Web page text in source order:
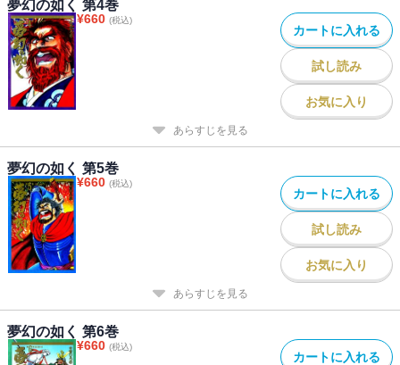
夢幻の如く 第4巻
¥660 (税込)
カートに入れる
試し読み
お気に入り
あらすじを見る
夢幻の如く 第5巻
¥660 (税込)
カートに入れる
試し読み
お気に入り
あらすじを見る
夢幻の如く 第6巻
¥660 (税込)
カートに入れる